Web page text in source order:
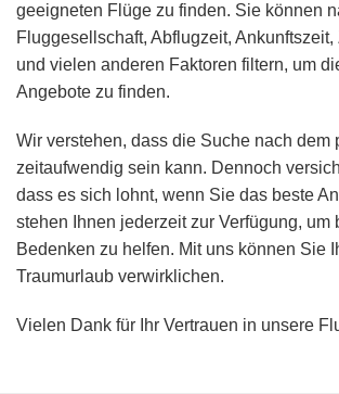
geeigneten Flüge zu finden. Sie können
Fluggesellschaft, Abflugzeit,
und vielen anderen Faktoren filtern, um
Angebote zu finden.
Wir verstehen, dass die Suche nach dem
zeitaufwendig sein kann. Dennoch
dass es sich lohnt, wenn Sie das beste
stehen Ihnen jederzeit zur Verfügung, um
Bedenken zu helfen. Mit uns können Sie
Traumurlaub verwirklichen.
Vielen Dank für Ihr Vertrauen in unsere